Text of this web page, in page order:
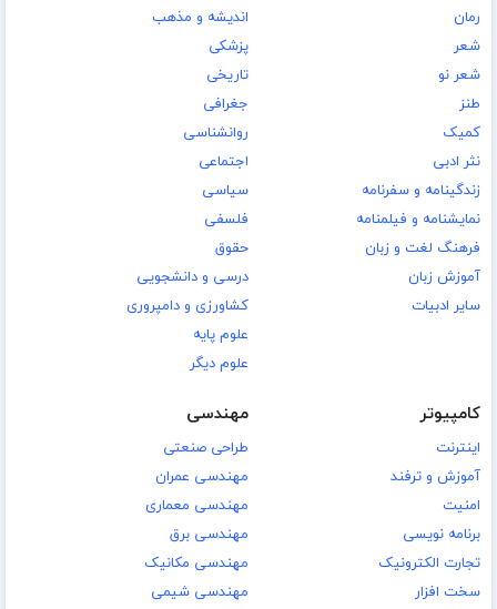
رمان
شعر
شعر نو
طنز
کمیک
نثر ادبی
زندگینامه و سفرنامه
نمایشنامه و فیلمنامه
فرهنگ لغت و زبان
آموزش زبان
سایر ادبیات
اندیشه و مذهب
پزشکی
تاریخی
جغرافی
روانشناسی
اجتماعی
سیاسی
فلسفی
حقوق
درسی و دانشجویی
کشاورزی و دامپروری
علوم پایه
علوم دیگر
کامپیوتر
اینترنت
آموزش و ترفند
امنیت
برنامه نویسی
تجارت الکترونیک
سخت افزار
مهندسی
طراحی صنعتی
مهندسی عمران
مهندسی معماری
مهندسی برق
مهندسی مکانیک
مهندسی شیمی